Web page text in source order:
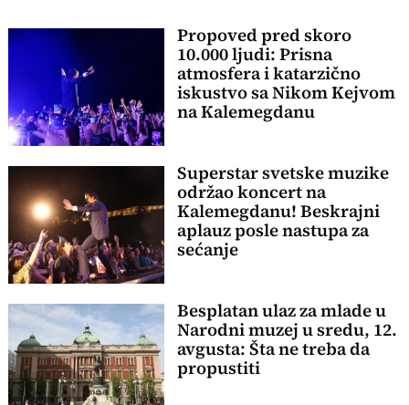
Propoved pred skoro
10.000 ljudi: Prisna
atmosfera i katarzično
iskustvo sa Nikom Kejvom
na Kalemegdanu
Superstar svetske muzike
održao koncert na
Kalemegdanu! Beskrajni
aplauz posle nastupa za
sećanje
Besplatan ulaz za mlade u
Narodni muzej u sredu, 12.
avgusta: Šta ne treba da
propustiti